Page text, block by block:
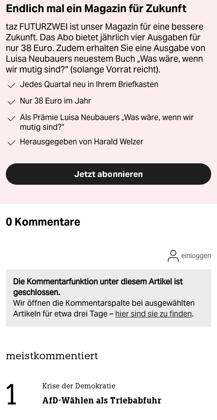
Endlich mal ein Magazin für Zukunft
taz FUTURZWEI ist unser Magazin für eine bessere
Zukunft. Das Abo bietet jährlich vier Ausgaben für
nur 38 Euro. Zudem erhalten Sie eine Ausgabe von
Luisa Neubauers neuestem Buch „Was wäre, wenn
wir mutig sind?“ (solange Vorrat reicht).
Jedes Quartal neu in Ihrem Briefkasten
Nur 38 Euro im Jahr
Als Prämie Luisa Neubauers „Was wäre, wenn wir
mutig sind?“
Herausgegeben von Harald Welzer
Jetzt abonnieren
0 Kommentare
Die Kommentarfunktion unter diesem Artikel ist
geschlossen.
Wir öffnen die Kommentarspalte bei ausgewählten
Artikeln für etwa drei Tage – hier sind sie zu finden.
einloggen
meistkommentiert
1 Krise der Demokratie
AfD-Wählen als Triebabfuhr